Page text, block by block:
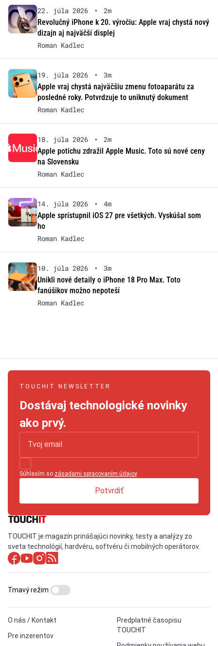
22. júla 2026 •
2m
Revolučný iPhone k 20. výročiu: Apple vraj chystá nový
dizajn aj najväčší displej
Roman Kadlec
19. júla 2026 •
3m
Apple vraj chystá najväčšiu zmenu fotoaparátu za
posledné roky. Potvrdzuje to uniknutý dokument
Roman Kadlec
18. júla 2026 •
2m
Apple potichu zdražil Apple Music. Toto sú nové ceny
na Slovensku
Roman Kadlec
14. júla 2026 •
4m
Apple sprístupnil iOS 27 pre všetkých. Vyskúšal som
ho
Roman Kadlec
10. júla 2026 •
3m
Unikli nové detaily o iPhone 18 Pro Max. Toto
fanúšikov možno nepoteší
Roman Kadlec
TOUCHIT NEWSLETTER
Dostávaj technologické novinky
ako prvý.
Súhlasím so zásadami spracovaním údajov.
Potvrdiť
TOUCHIT je magazín prinášajúci novinky, testy a analýzy zo
sveta technológií, hardvéru, softvéru či mobilných operátorov.
O nás / Kontakt
Pre inzerentov
Predplatné časopisu
TOUCHIT
Tmavý režim